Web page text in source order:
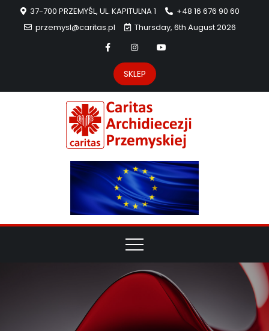
37-700 PRZEMYŚL, UL. KAPITULNA 1
+48 16 676 90 60
przemysl@caritas.pl
Thursday, 6th August 2026
SKLEP